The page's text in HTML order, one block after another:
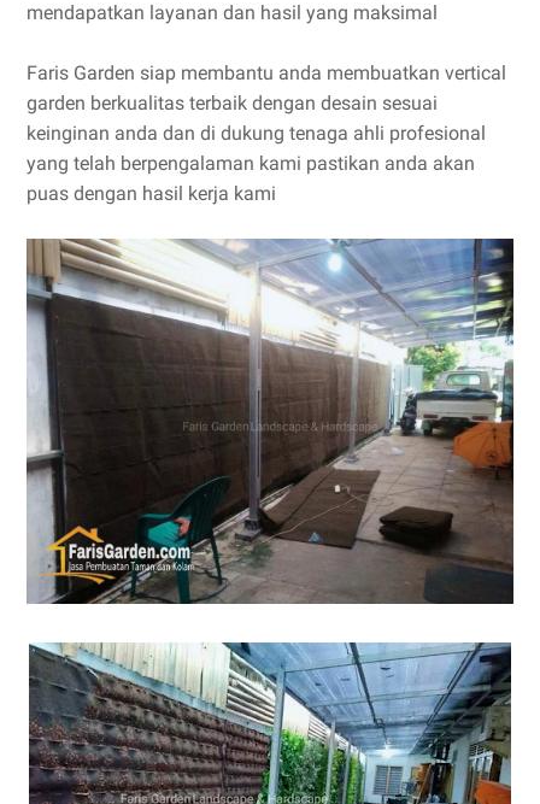
mendapatkan layanan dan hasil yang maksimal
Faris Garden siap membantu anda membuatkan vertical
garden berkualitas terbaik dengan desain sesuai
keinginan anda dan di dukung tenaga ahli profesional
yang telah berpengalaman kami pastikan anda akan
puas dengan hasil kerja kami